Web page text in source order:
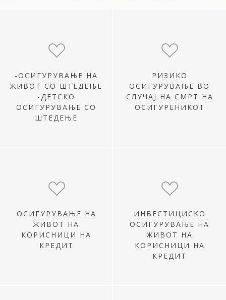
-ОСИГУРУВАЊЕ НА
ЖИВОТ СО ШТЕДЕЊЕ
-ДЕТСКО
ОСИГУРУВАЊЕ СО
ШТЕДЕЊЕ
РИЗИКО
ОСИГУРУВАЊЕ ВО
СЛУЧАЈ НА СМРТ НА
ОСИГУРЕНИКОТ
ОСИГУРУВАЊЕ НА
ЖИВОТ НА
КОРИСНИЦИ НА
КРЕДИТ
ИНВЕСТИЦИCКО
ОСИГУРУВАЊЕ НА
ЖИВОТ НА
КОРИСНИЦИ НА
КРЕДИТ